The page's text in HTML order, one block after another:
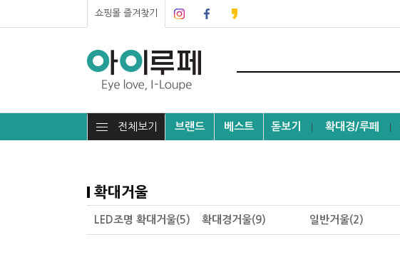
쇼핑몰 즐겨찾기
전체보기 브랜드 베스트 돋보기 확대경/루페
확대거울
LED조명 확대거울(5) 확대경거울(9) 일반거울(2)